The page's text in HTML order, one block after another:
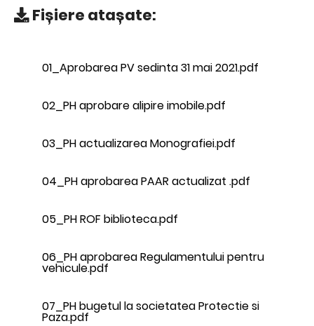
Fișiere atașate:
01_Aprobarea PV sedinta 31 mai 2021.pdf
02_PH aprobare alipire imobile.pdf
03_PH actualizarea Monografiei.pdf
04_PH aprobarea PAAR actualizat .pdf
05_PH ROF biblioteca.pdf
06_PH aprobarea Regulamentului pentru
vehicule.pdf
07_PH bugetul la societatea Protectie si
Paza.pdf